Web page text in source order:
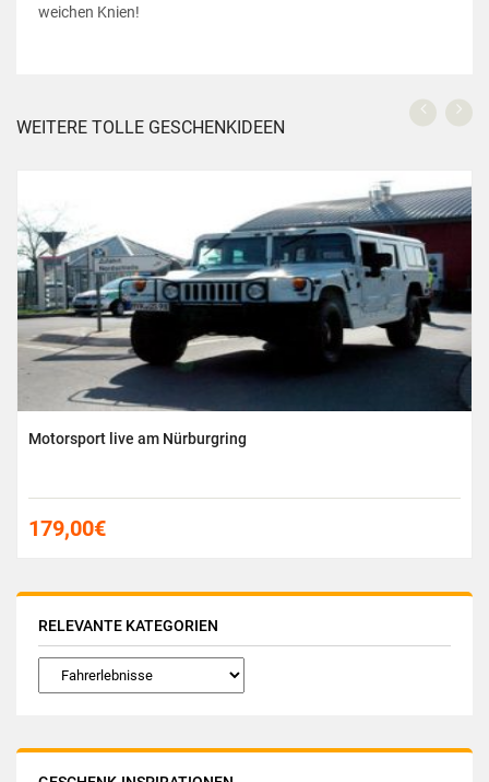
RELEVANTE KATEGORIEN
weichen Knien!
WEITERE TOLLE GESCHENKIDEEN
Motorsport live am Nürburgring
179,00€